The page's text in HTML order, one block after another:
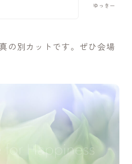
ゆっきー
の別カットです。ぜひ会場